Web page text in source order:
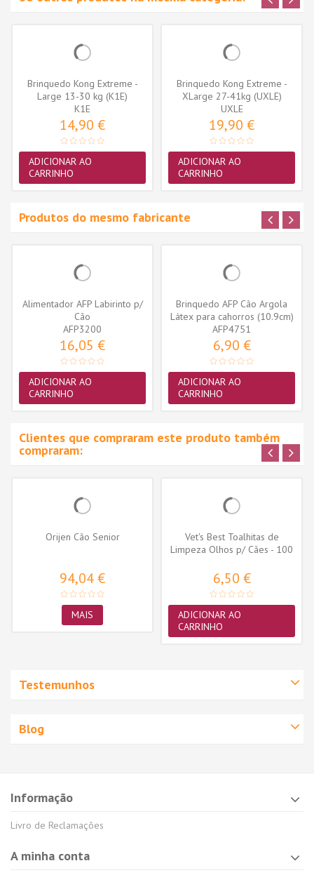
Brinquedo Kong Extreme -
Large 13-30 kg (K1E)
K1E
14,90 €
ADICIONAR AO
CARRINHO
Brinquedo Kong Extreme -
XLarge 27-41kg (UXLE)
UXLE
19,90 €
ADICIONAR AO
CARRINHO
Produtos do mesmo fabricante
Alimentador AFP Labirinto p/
Cão
AFP3200
16,05 €
ADICIONAR AO
CARRINHO
Brinquedo AFP Cão Argola
Látex para cahorros (10.9cm)
AFP4751
6,90 €
ADICIONAR AO
CARRINHO
Clientes que compraram este produto também
compraram:
Orijen Cão Senior
94,04 €
MAIS
Vet's Best Toalhitas de
Limpeza Olhos p/ Cães - 100
6,50 €
ADICIONAR AO
CARRINHO
Testemunhos
Blog
Informação
Livro de Reclamações
A minha conta